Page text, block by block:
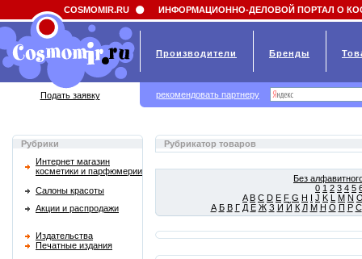
Field 'news_title' doesn't have a default value
Рубрики
Интернет магазин
косметики и парфюмерии
Салоны красоты
Акции и распродажи
Издательства
Печатные издания
Рубрикатор товаров
Без
0 1 2 3 4 5
A B C D E F G H I J K L M N
А Б В Г Д Е Ж З И Й К Л М Н О П Р С
COSMOMIR.RU ИНФОРМАЦИОННО-ДЕЛОВОЙ ПОРТАЛ О
Производители Бренды
Подать заявку рекомендовать партнеру